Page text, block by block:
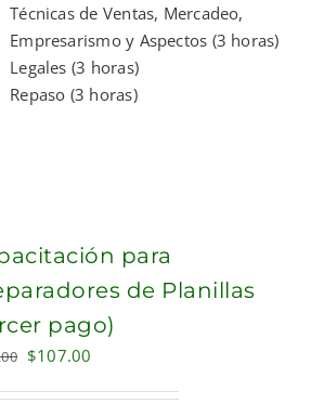
Técnicas de Ventas, Mercadeo,
Empresarismo y Aspectos (3 horas)
Legales (3 horas)
Repaso (3 horas)
para
de Planillas
pago)
Original
$107.00